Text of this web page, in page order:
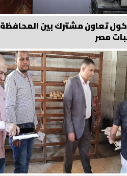
تعاون مشترك بين المحافظة
مصر